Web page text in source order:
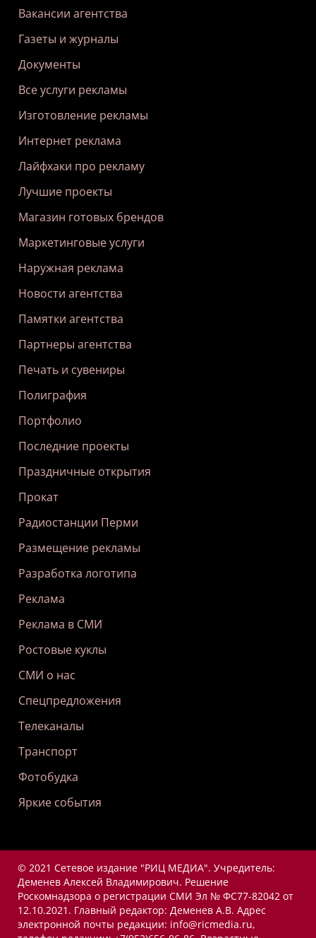
Вакансии агентства
Газеты и журналы
Документы
Все услуги рекламы
Изготовление рекламы
Интернет реклама
Лайфхаки про рекламу
Лучшие проекты
Магазин готовых брендов
Маркетинговые услуги
Наружная реклама
Новости агентства
Памятки агентства
Партнеры агентства
Печать и сувениры
Полиграфия
Портфолио
Последние проекты
Праздничные открытия
Прокат
Радиостанции Перми
Размещение рекламы
Разработка логотипа
Реклама
Реклама в СМИ
Ростовые куклы
СМИ о нас
Спецпредложения
Телеканалы
Транспорт
Фотобудка
Яркие события
© 2021 Сетевое издание "РИЦ МЕДИА". Учредитель:
Деменев Алексей Владимирович. Решение
Роскомнадзора о регистрации СМИ Эл № ФС77-82042 от
12.10.2021. Главный редактор: Деменев А.В. Адрес
электронной почты редакции: info@ricmedia.ru,